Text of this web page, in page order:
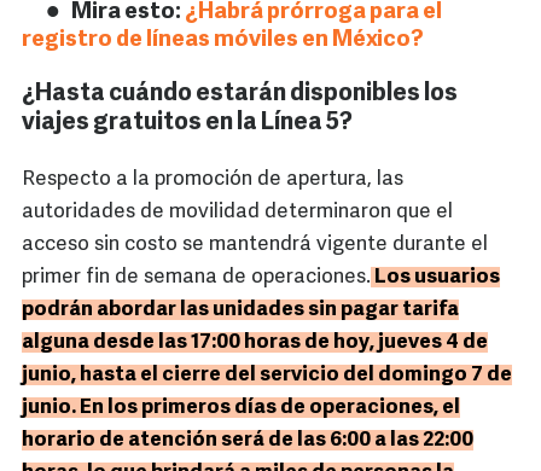
Mira esto: ¿Habrá prórroga para el
registro de líneas móviles en México?
¿Hasta cuándo estarán disponibles los
viajes gratuitos en la Línea 5?
Respecto a la promoción de apertura, las
autoridades de movilidad determinaron que el
acceso sin costo se mantendrá vigente durante el
primer fin de semana de operaciones. Los usuarios
podrán abordar las unidades sin pagar tarifa
alguna desde las 17:00 horas de hoy, jueves 4 de
junio, hasta el cierre del servicio del domingo 7 de
junio. En los primeros días de operaciones, el
horario de atención será de las 6:00 a las 22:00